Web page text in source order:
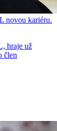
novou kariéru.
hraje už
člen